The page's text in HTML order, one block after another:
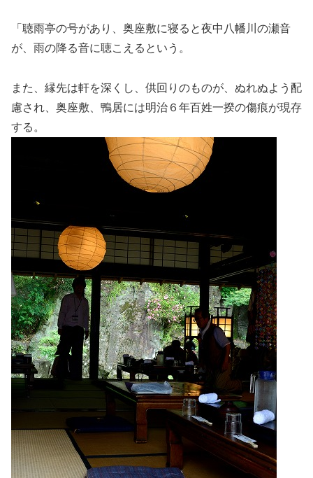
「聴雨亭の号があり、奥座敷に寝ると夜中八幡川の瀬音
が、雨の降る音に聴こえるという。
また、縁先は軒を深くし、供回りのものが、ぬれぬよう配
慮され、奥座敷、鴨居には明治６年百姓一揆の傷痕が現存
する。